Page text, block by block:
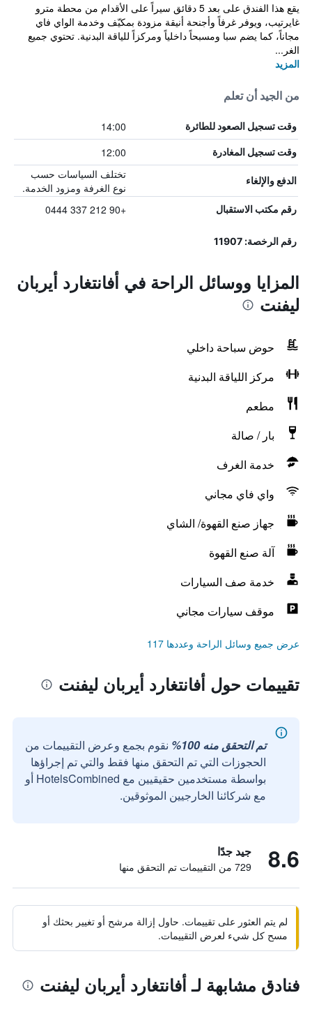
يقع هذا الفندق على بعد 5 دقائق سيراً على الأقدام من محطة مترو
غايرتيب، ويوفر غرفاً وأجنحة أنيقة مزودة بمكيّف وخدمة الواي فاي
مجاناً، كما يضم سبا ومسبحاً داخلياً ومركزاً للياقة البدنية. تحتوي جميع
الغر...
المزيد
من الجيد أن تعلم
وقت تسجيل الصعود للطائرة 14:00
وقت تسجيل المغادرة 12:00
الدفع والإلغاء
تختلف السياسات حسب
نوع الغرفة ومزود الخدمة.
رقم مكتب الاستقبال +90 212 337 0444
رقم الرخصة: 11907
المزايا ووسائل الراحة في أفانتغارد أيربان
ليفنت
حوض سباحة داخلي
مركز اللياقة البدنية
مطعم
بار / صالة
خدمة الغرف
واي فاي مجاني
جهاز صنع القهوة/ الشاي
آلة صنع القهوة
خدمة صف السيارات
موقف سيارات مجاني
عرض جميع وسائل الراحة وعددها 117
تقييمات حول أفانتغارد أيربان ليفنت
تم التحقق منه 100%
نقوم بجمع وعرض التقييمات من
الحجوزات التي تم التحقق منها فقط والتي تم إجراؤها
بواسطة مستخدمين حقيقيين مع HotelsCombined أو
مع شركائنا الخارجيين الموثوقين.
8.6 جيد جدًا
729 من التقييمات تم التحقق منها
لم يتم العثور على تقييمات. حاول إزالة مرشح أو تغيير بحثك أو
مسح كل شيء لعرض التقييمات.
فنادق مشابهة لـ أفانتغارد أيربان ليفنت